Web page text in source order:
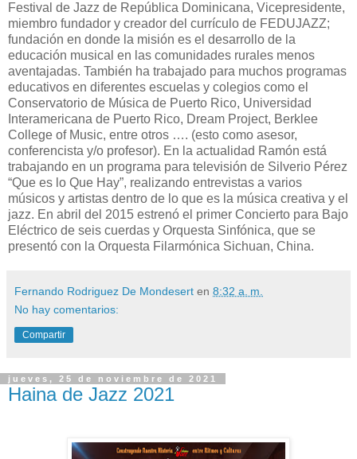
Festival de Jazz de República Dominicana, Vicepresidente,
miembro fundador y creador del currículo de FEDUJAZZ;
fundación en donde la misión es el desarrollo de la
educación musical en las comunidades rurales menos
aventajadas. También ha trabajado para muchos programas
educativos en diferentes escuelas y colegios como el
Conservatorio de Música de Puerto Rico, Universidad
Interamericana de Puerto Rico, Dream Project, Berklee
College of Music, entre otros …. (esto como asesor,
conferencista y/o profesor). En la actualidad Ramón está
trabajando en un programa para televisión de Silverio Pérez
“Que es lo Que Hay”, realizando entrevistas a varios
músicos y artistas dentro de lo que es la música creativa y el
jazz. En abril del 2015 estrenó el primer Concierto para Bajo
Eléctrico de seis cuerdas y Orquesta Sinfónica, que se
presentó con la Orquesta Filarmónica Sichuan, China.
Fernando Rodriguez De Mondesert en 8:32 a. m.
No hay comentarios:
Compartir
jueves, 25 de noviembre de 2021
Haina de Jazz 2021